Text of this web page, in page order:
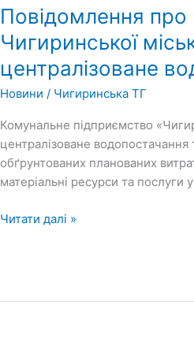
Повідомлення про
Чигиринської
централізоване
Новини / Чигиринська ТГ
Комунальне підприємство
централізоване
обґрунтованих планованих
матеріальні ресурси та послуги
наміри
Комунального
підприємства
«Чигирин»
Чигиринської
ради
здійснити
зміну
діючих
у
Читати далі »